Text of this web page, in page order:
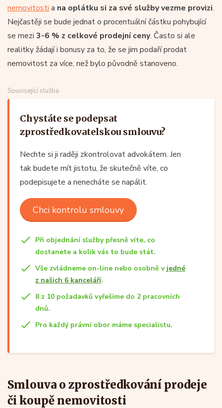
nemovitosti a na oplátku si za své služby vezme provizi.
Nejčastěji se bude jednat o procentuální částku pohybující
se mezi 3-6 % z celkové prodejní ceny. Často si ale
realitky žádají i bonusy za to, že se jim podaří prodat
nemovitost za více, než bylo původně stanoveno.
Související služba
Chystáte se podepsat
zprostředkovatelskou smlouvu?
Nechte si ji raději zkontrolovat advokátem. Jen
tak budete mít jistotu, že skutečně víte, co
podepisujete a nenecháte se napálit.
Chci kontrolu smlouvy
Při objednání služby přesně víte, co
dostanete a kolik vás to bude stát.
Vše zvládneme on-line nebo osobně v jedné
z našich 6 kanceláří.
8 z 10 požadavků vyřešíme do 2 pracovních
dnů.
Pro každý právní obor máme specialistu.
Smlouva o zprostředkování prodeje
či koupě nemovitosti